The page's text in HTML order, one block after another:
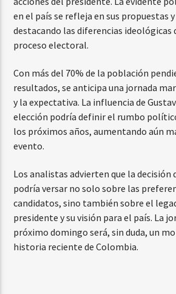
en el país se refleja en sus propuestas
destacando las diferencias ideológicas
proceso electoral.
Con más del 70% de la población
resultados, se anticipa una jornada
y la expectativa. La influencia de
elección podría definir el rumbo
los próximos años, aumentando aún
evento.
Los analistas advierten que la decisión
podría versar no solo sobre las
candidatos, sino también sobre el
presidente y su visión para el país. La
próximo domingo será, sin duda, un
historia reciente de Colombia.